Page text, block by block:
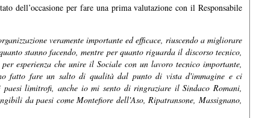
dell’occasione per fare una prima valutazione con il Responsabile
veramente importante ed efficace, riuscendo a migliorare
stanno facendo, mentre per quanto riguarda il discorso tecnico,
esperienza che unire il Sociale con un lavoro tecnico importante,
fatto fare un salto di qualità dal punto di vista d'immagine e ci
limitrofi, anche io mi sento di ringraziare il Sindaco Romani,
da paesi come Montefiore dell'Aso, Ripatransone, Massignano,